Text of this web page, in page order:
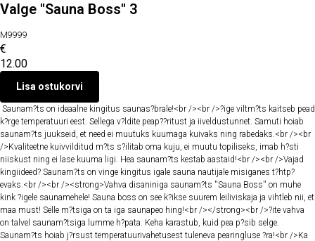
Valge ''Sauna Boss'' 3
M9999
€
12.00
Lisa ostukorvi
Saunam?ts on ideaalne kingitus saunas?brale!<br /><br />?ige viltm?ts kaitseb pead
k?rge temperatuuri eest. Sellega v?ldite peap??ritust ja iiveldustunnet. Samuti hoiab
saunam?ts juukseid, et need ei muutuks kuumaga kuivaks ning rabedaks.<br /><br
/>Kvaliteetne kuivvilditud m?ts s?ilitab oma kuju, ei muutu topiliseks, imab h?sti
niiskust ning ei lase kuuma ligi. Hea saunam?ts kestab aastaid!<br /><br />Vajad
kingiideed? Saunam?ts on vinge kingitus igale sauna nautijale misiganes t?htp?
evaks.<br /><br /><strong>Vahva disaniniga saunam?ts ''Sauna Boss'' on muhe
kink ?igele saunamehele! Sauna boss on see k?ikse suurem leiliviskaja ja vihtleb nii, et
maa must! Selle m?tsiga on ta iga saunapeo hing!<br /></strong><br />?ite vahva
on talvel saunam?tsiga lumme h?pata. Keha karastub, kuid pea p?sib selge.
Saunam?ts hoiab j?rsust temperatuurivahetusest tuleneva pearingluse ?ra!<br />Ka